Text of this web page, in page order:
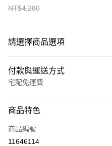
NT$4,280
請選擇商品選項
付款與運送方式
宅配免運費
信用卡一次付款
信用卡分期付款
商品特色
商品編號
11646114